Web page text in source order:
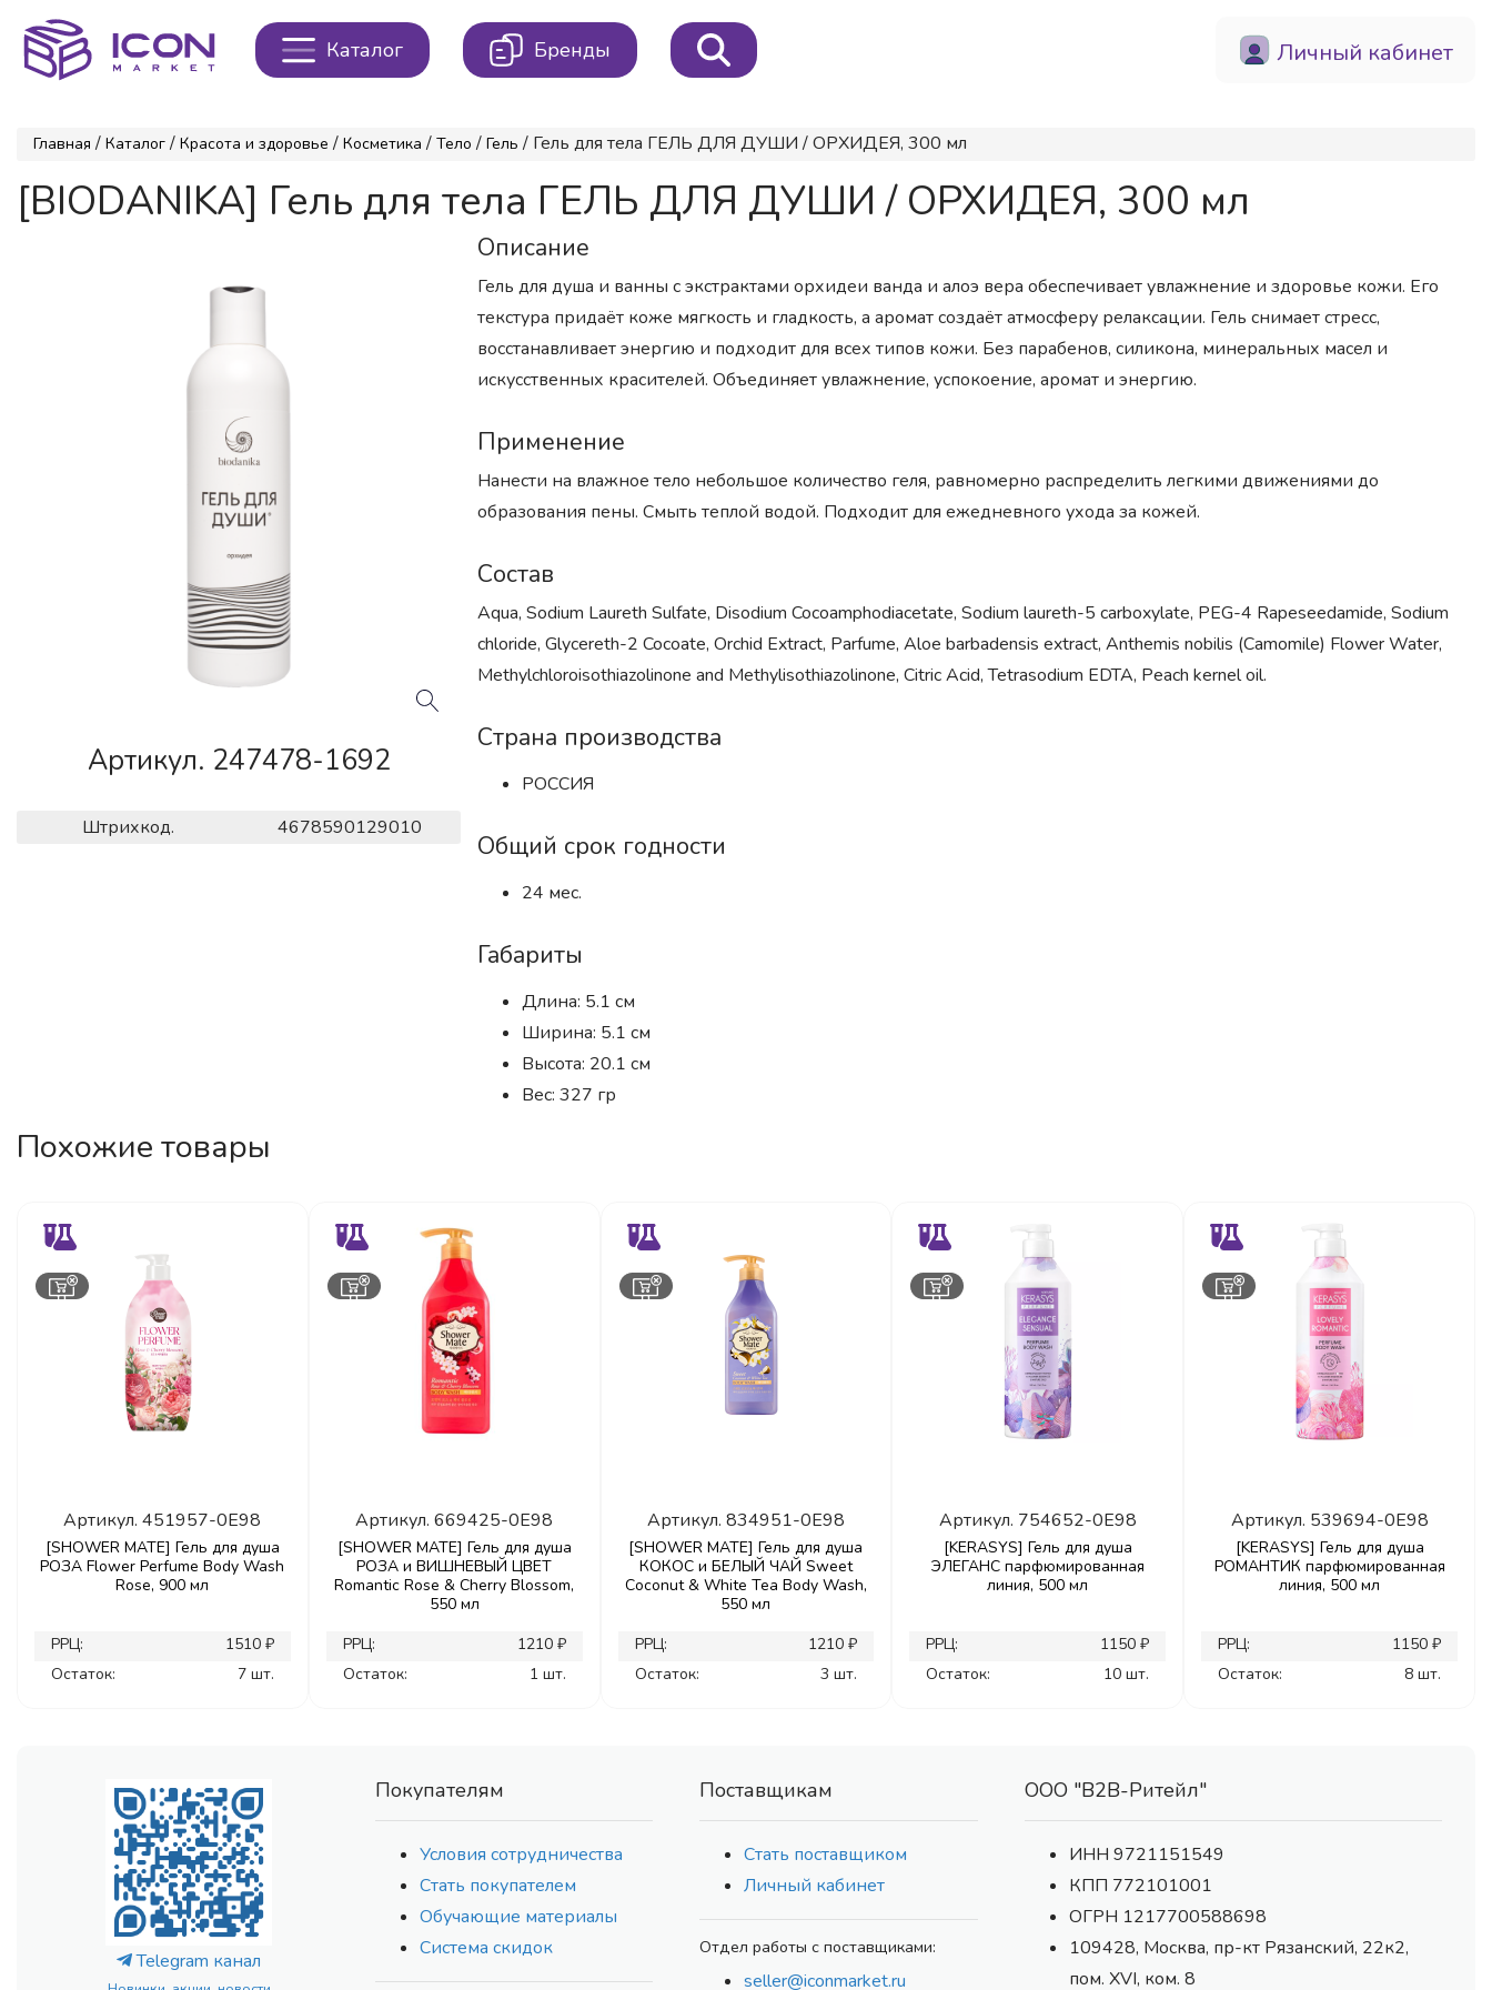
Каталог Бренды Личный кабинет
Главная / Каталог / Красота и здоровье / Косметика / Тело / Гель / Гель для тела ГЕЛЬ ДЛЯ ДУШИ / ОРХИДЕЯ, 300 мл
[BIODANIKA] Гель для тела ГЕЛЬ ДЛЯ ДУШИ / ОРХИДЕЯ, 300 мл
Артикул. 247478-1692
Штрихкод. 4678590129010
Описание
Гель для душа и ванны с экстрактами орхидеи ванда и алоэ вера обеспечивает увлажнение и здоровье кожи. Его
текстура придаёт коже мягкость и гладкость, а аромат создаёт атмосферу релаксации. Гель снимает стресс,
восстанавливает энергию и подходит для всех типов кожи. Без парабенов, силикона, минеральных масел и
искусственных красителей. Объединяет увлажнение, успокоение, аромат и энергию.
Применение
Нанести на влажное тело небольшое количество геля, равномерно распределить легкими движениями до
образования пены. Смыть теплой водой. Подходит для ежедневного ухода за кожей.
Состав
Aqua, Sodium Laureth Sulfate, Disodium Cocoamphodiacetate, Sodium laureth-5 carboxylate, PEG-4 Rapeseedamide, Sodium
chloride, Glycereth-2 Cocoate, Orchid Extract, Parfume, Aloe barbadensis extract, Anthemis nobilis (Camomile) Flower Water,
Methylchloroisothiazolinone and Methylisothiazolinone, Citric Acid, Tetrasodium EDTA, Peach kernel oil.
Страна производства
РОССИЯ
Общий срок годности
24 мес.
Габариты
Длина: 5.1 см
Ширина: 5.1 см
Высота: 20.1 см
Вес: 327 гр
Похожие товары
Артикул.451957-0E98
[SHOWER MATE] Гель для душа
РОЗА Flower Perfume Body Wash
Rose, 900 мл
РРЦ:
1510 ₽
Остаток:
7 шт.
Артикул.669425-0E98
[SHOWER MATE] Гель для душа
РОЗА и ВИШНЕВЫЙ ЦВЕТ
Romantic Rose & Cherry Blossom,
550 мл
РРЦ:
1210 ₽
Остаток:
1 шт.
Артикул. 834951-0E98
[SHOWER MATE] Гель для душа
КОКОС и БЕЛЫЙ ЧАЙ Sweet
Coconut & White Tea Body Wash,
550 мл
РРЦ:
1210 ₽
Остаток:
3 шт.
Артикул. 754652-0E98
[KERASYS] Гель для душа
ЭЛЕГАНС парфюмированная
линия, 500 мл
РРЦ:
1150 ₽
Остаток:
10 шт.
Артикул. 539694-0E98
[KERASYS] Гель для душа
РОМАНТИК парфюмированная
линия, 500 мл
РРЦ:
1150 ₽
Остаток:
8 шт.
Telegram канал
Покупателям
Условия сотрудничества
Стать покупателем
Обучающие материалы
Система скидок
Поставщикам
Стать поставщиком
Личный кабинет
Отдел работы с поставщиками:
seller@iconmarket.ru
ООО "В2В-Ритейл"
ИНН 9721151549
КПП 772101001
ОГРН 1217700588698
109428, Москва, пр-кт Рязанский, 22к2,
пом. XVI, ком. 8